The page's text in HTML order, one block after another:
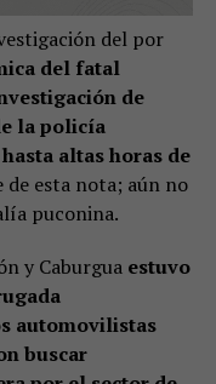
del por
del fatal
de
la policía
altas horas de
esta nota; aún no
puconina.
y Caburgua estuvo
automovilistas
buscar